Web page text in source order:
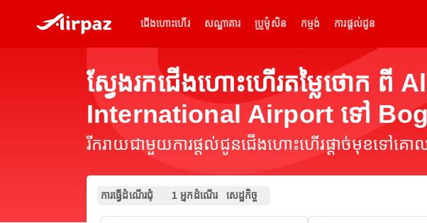
ជើងហោះហើរ សណ្ឋាគារ ប្រូម៉ូសិន កម្មង់ ការផ្តល់ជូន
ស្វែងរកជើងហោះហើរតម្លៃថោក
International Airport ទៅ
រីករាយជាមួយការផ្តល់ជូនជើងហោះហើរផ្តាច់មុខទៅគោ
ការធ្វើដំណើរជុំ 1 អ្នកដំណើរ សេដ្ឋកិច្ច